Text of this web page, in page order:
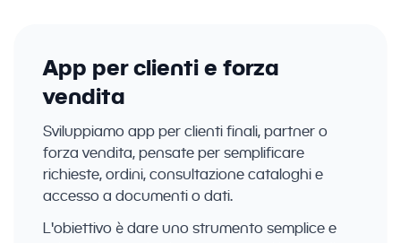
App per clienti e forza
vendita
Sviluppiamo app per clienti finali, partner o
forza vendita, pensate per semplificare
richieste, ordini, consultazione cataloghi e
accesso a documenti o dati.
L'obiettivo è dare uno strumento semplice e